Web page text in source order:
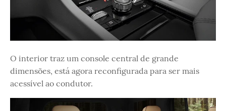
O interior traz um console central de grande
dimensões, está agora reconfigurada para ser mais
acessível ao condutor.